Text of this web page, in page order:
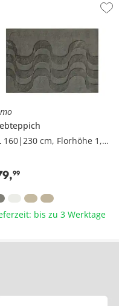
BL 160|230 cm, Florhöhe 1,5 cm
,99
bis zu 3 Werktage